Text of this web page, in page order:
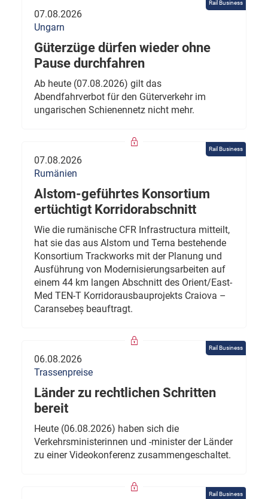
Rail Business
07.08.2026
Ungarn
Güterzüge dürfen wieder ohne
Pause durchfahren
Ab heute (07.08.2026) gilt das
Abendfahrverbot für den Güterverkehr im
ungarischen Schienennetz nicht mehr.
Rail Business
07.08.2026
Rumänien
Alstom-geführtes Konsortium
ertüchtigt Korridorabschnitt
Wie die rumänische CFR Infrastructura mitteilt,
hat sie das aus Alstom und Terna bestehende
Konsortium Trackworks mit der Planung und
Ausführung von Modernisierungsarbeiten auf
einem 44 km langen Abschnitt des Orient/East-
Med TEN-T Korridorausbauprojekts Craiova –
Caransebeș beauftragt.
Rail Business
06.08.2026
Trassenpreise
Länder zu rechtlichen Schritten
bereit
Heute (06.08.2026) haben sich die
Verkehrsministerinnen und -minister der Länder
zu einer Videokonferenz zusammengeschaltet.
Rail Business